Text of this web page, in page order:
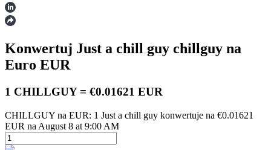
Kontrakty terminowe na USDT
Konwertuj Just a chill guy chillguy na
Euro EUR
1 CHILLGUY = €0.01621 EUR
CHILLGUY na EUR: 1 Just a chill guy konwertuje na €0.01621
EUR na August 8 at 9:00 AM